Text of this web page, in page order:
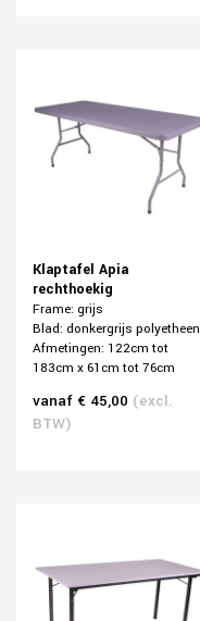
Klaptafel Apia
rechthoekig
Frame: grijs
Blad: donkergrijs polyetheen
Afmetingen: 122cm tot
183cm x 61cm tot 76cm
vanaf € 45,00 (excl.
BTW)